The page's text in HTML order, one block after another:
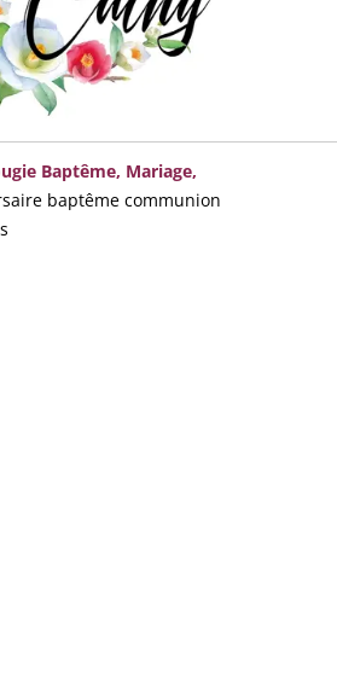
Baptême, Mariage,
baptême communion